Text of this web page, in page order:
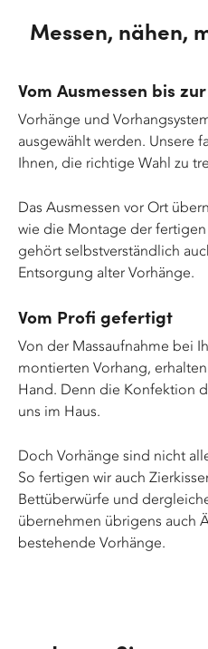
Messen, nähen,
Vom Ausmessen bis
Vorhänge und
ausgewählt werden. Unsere
Ihnen, die richtige Wahl zu
Das Ausmessen vor Ort
wie die Montage der
gehört selbstverständlich
Entsorgung alter Vorhänge.
Vom Profi gefertigt
Von der Massaufnahme bei
montierten Vorhang,
Hand. Denn die Konfektion
uns im Haus.
Doch Vorhänge sind nicht
So fertigen wir auch
Bettüberwürfe und
übernehmen übrigens auch
bestehende Vorhänge.